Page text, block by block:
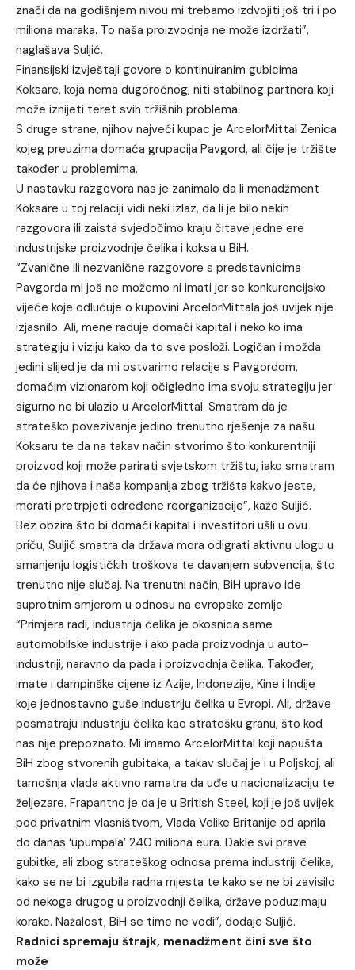
znači da na godišnjem nivou mi trebamo izdvojiti još tri i po
miliona maraka. To naša proizvodnja ne može izdržati”,
naglašava Suljić.
Finansijski izvještaji govore o kontinuiranim gubicima
Koksare, koja nema dugoročnog, niti stabilnog partnera koji
može iznijeti teret svih tržišnih problema.
S druge strane, njihov najveći kupac je ArcelorMittal Zenica
kojeg preuzima domaća grupacija Pavgord, ali čije je tržište
također u problemima.
U nastavku razgovora nas je zanimalo da li menadžment
Koksare u toj relaciji vidi neki izlaz, da li je bilo nekih
razgovora ili zaista svjedočimo kraju čitave jedne ere
industrijske proizvodnje čelika i koksa u BiH.
“Zvanične ili nezvanične razgovore s predstavnicima
Pavgorda mi još ne možemo ni imati jer se konkurencijsko
vijeće koje odlučuje o kupovini ArcelorMittala još uvijek nije
izjasnilo. Ali, mene raduje domaći kapital i neko ko ima
strategiju i viziju kako da to sve posloži. Logičan i možda
jedini slijed je da mi ostvarimo relacije s Pavgordom,
domaćim vizionarom koji očigledno ima svoju strategiju jer
sigurno ne bi ulazio u ArcelorMittal. Smatram da je
strateško povezivanje jedino trenutno rješenje za našu
Koksaru te da na takav način stvorimo što konkurentniji
proizvod koji može parirati svjetskom tržištu, iako smatram
da će njihova i naša kompanija zbog tržišta kakvo jeste,
morati pretrpjeti određene reorganizacije”, kaže Suljić.
Bez obzira što bi domaći kapital i investitori ušli u ovu
priču, Suljić smatra da država mora odigrati aktivnu ulogu u
smanjenju logističkih troškova te davanjem subvencija, što
trenutno nije slučaj. Na trenutni način, BiH upravo ide
suprotnim smjerom u odnosu na evropske zemlje.
“Primjera radi, industrija čelika je okosnica same
automobilske industrije i ako pada proizvodnja u auto-
industriji, naravno da pada i proizvodnja čelika. Također,
imate i dampinške cijene iz Azije, Indonezije, Kine i Indije
koje jednostavno guše industriju čelika u Evropi. Ali, države
posmatraju industriju čelika kao stratešku granu, što kod
nas nije prepoznato. Mi imamo ArcelorMittal koji napušta
BiH zbog stvorenih gubitaka, a takav slučaj je i u Poljskoj, ali
tamošnja vlada aktivno ramatra da uđe u nacionalizaciju te
željezare. Frapantno je da je u British Steel, koji je još uvijek
pod privatnim vlasništvom, Vlada Velike Britanije od aprila
do danas ‘upumpala’ 240 miliona eura. Dakle svi prave
gubitke, ali zbog strateškog odnosa prema industriji čelika,
kako se ne bi izgubila radna mjesta te kako se ne bi zavisilo
od nekoga drugog u proizvodnji čelika, države poduzimaju
korake. Nažalost, BiH se time ne vodi”, dodaje Suljić.
Radnici spremaju štrajk, menadžment čini sve što
može